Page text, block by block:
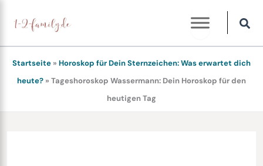
Inhalt
springen
Startseite » Horoskop für Dein Sternzeichen: Was erwartet dich
heute? » Tageshoroskop Wassermann: Dein Horoskop für den
heutigen Tag